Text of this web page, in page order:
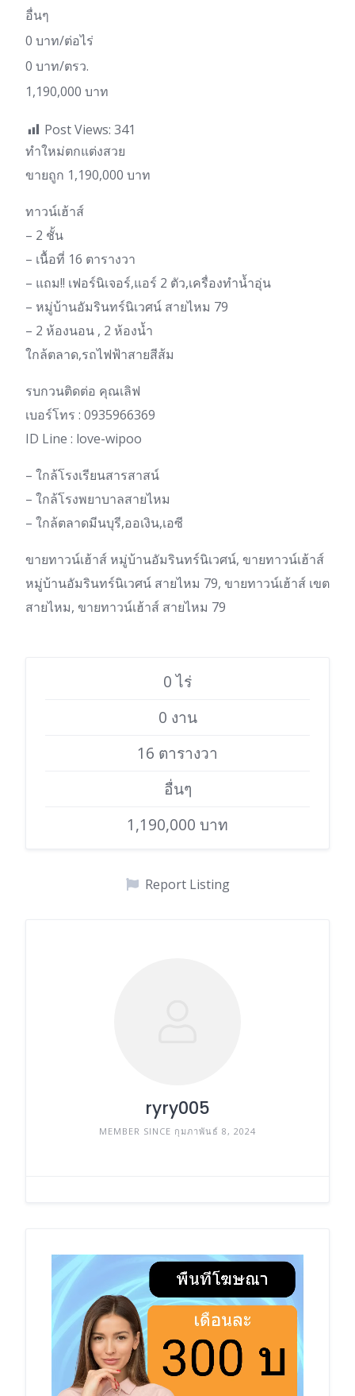
อื่นๆ
0 บาท/ต่อไร่
0 บาท/ตรว.
1,190,000 บาท
Post Views: 341
ทำใหม่ตกแต่งสวย
ขายถูก 1,190,000 บาท
ทาวน์เฮ้าส์
– 2 ชั้น
– เนื้อที่ 16 ตารางวา
– แถม!! เฟอร์นิเจอร์,แอร์ 2 ตัว,เครื่องทำน้ำอุ่น
– หมู่บ้านอัมรินทร์นิเวศน์ สายไหม 79
– 2 ห้องนอน , 2 ห้องน้ำ
ใกล้ตลาด,รถไฟฟ้าสายสีส้ม
รบกวนติดต่อ คุณเลิฟ
เบอร์โทร : 0935966369
ID Line : love-wipoo
– ใกล้โรงเรียนสารสาสน์
– ใกล้โรงพยาบาลสายไหม
– ใกล้ตลาดมีนบุรี,ออเงิน,เอซี
ขายทาวน์เฮ้าส์ หมู่บ้านอัมรินทร์นิเวศน์, ขายทาวน์เฮ้าส์
หมู่บ้านอัมรินทร์นิเวศน์ สายไหม 79, ขายทาวน์เฮ้าส์ เขต
สายไหม, ขายทาวน์เฮ้าส์ สายไหม 79
0 ไร่
0 งาน
16 ตารางวา
อื่นๆ
1,190,000 บาท
Report Listing
ryry005
MEMBER SINCE กุมภาพันธ์ 8, 2024